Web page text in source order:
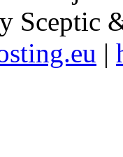
Sceptic
|